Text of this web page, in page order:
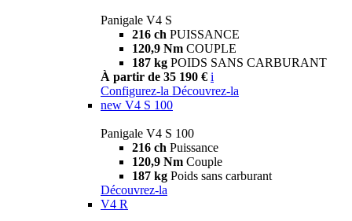
Panigale V4 S
216 ch PUISSANCE
120,9 Nm COUPLE
187 kg POIDS SANS CARBURANT
À partir de 35 190 € i
Configurez-la Découvrez-la
new V4 S 100
Panigale V4 S 100
216 ch Puissance
120,9 Nm Couple
187 kg Poids sans carburant
Découvrez-la
V4 R